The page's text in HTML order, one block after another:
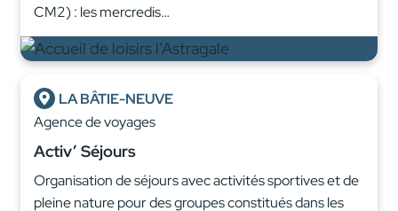
CM2) : les mercredis…
LA BÂTIE-NEUVE
Agence de voyages
Activ’ Séjours
Organisation de séjours avec activités sportives et de
pleine nature pour des groupes constitués dans les